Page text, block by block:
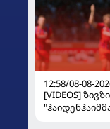
12:58/08-08-
[VIDEOS]